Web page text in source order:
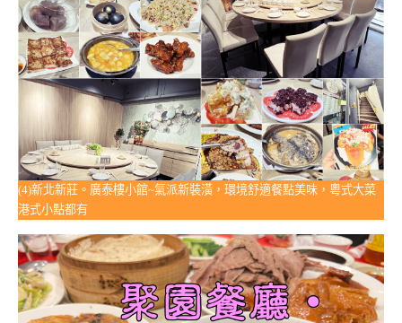
(4)新北新莊。廣泰樓小館~氣派新裝潢，環境舒適餐點美味，粵式大菜
港式小點都有